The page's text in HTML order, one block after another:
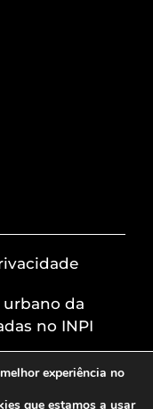
da
no INPI
experiência no
que estamos a usar